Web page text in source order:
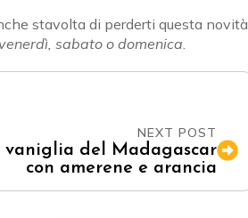
stavolta di perderti questa novità
venerdì, sabato o domenica
NEXT POST
vaniglia del Madagascar
con amerene e arancia